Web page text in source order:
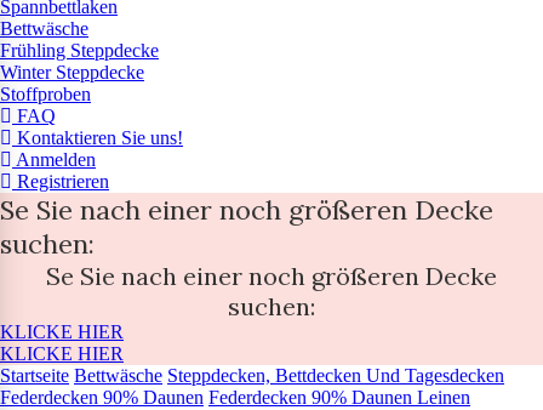
Spannbettlaken
Bettwäsche
Frühling Steppdecke
Winter Steppdecke
Stoffproben
FAQ
Kontaktieren Sie uns!
Anmelden
Registrieren
Se Sie nach einer noch größeren Decke
suchen:
Se Sie nach einer noch größeren Decke
suchen:
KLICKE HIER
KLICKE HIER
Startseite Bettwäsche Steppdecken, Bettdecken Und Tagesdecken
Federdecken 90% Daunen Federdecken 90% Daunen Leinen